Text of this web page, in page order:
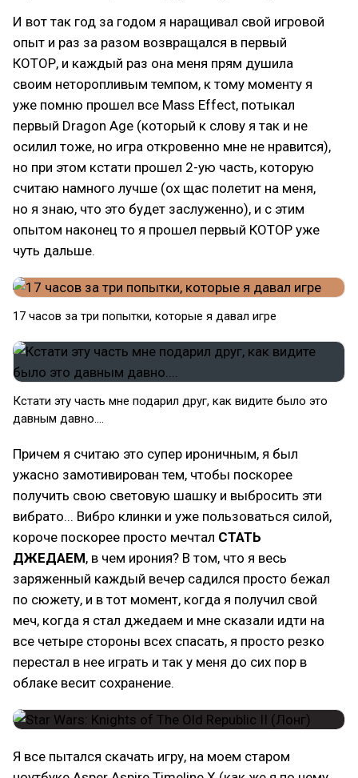
И вот так год за годом я наращивал свой игровой
опыт и раз за разом возвращался в первый
КОТОР, и каждый раз она меня прям душила
своим неторопливым темпом, к тому моменту я
уже помню прошел все Mass Effect, потыкал
первый Dragon Age (который к слову я так и не
осилил тоже, но игра откровенно мне не нравится),
но при этом кстати прошел 2-ую часть, которую
считаю намного лучше (ох щас полетит на меня,
но я знаю, что это будет заслуженно), и с этим
опытом наконец то я прошел первый КОТОР уже
чуть дальше.
17 часов за три попытки, которые я давал игре
Кстати эту часть мне подарил друг, как видите было это
давным давно....
Причем я считаю это супер ироничным, я был
ужасно замотивирован тем, чтобы поскорее
получить свою световую шашку и выбросить эти
вибрато... Вибро клинки и уже пользоваться силой,
короче поскорее просто мечтал СТАТЬ
ДЖЕДАЕМ, в чем ирония? В том, что я весь
заряженный каждый вечер садился просто бежал
по сюжету, и в тот момент, когда я получил свой
меч, когда я стал джедаем и мне сказали идти на
все четыре стороны всех спасать, я просто резко
перестал в нее играть и так у меня до сих пор в
облаке весит сохранение.
Я все пытался скачать игру, на моем старом